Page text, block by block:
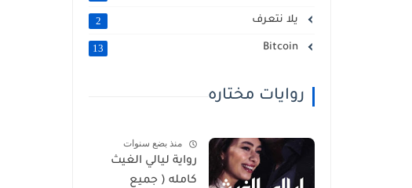
يلا نتعرف 2
13
روايات مختاره
منذ بضع سنوات
رواية ليالي الغيث
كامله ( جميع